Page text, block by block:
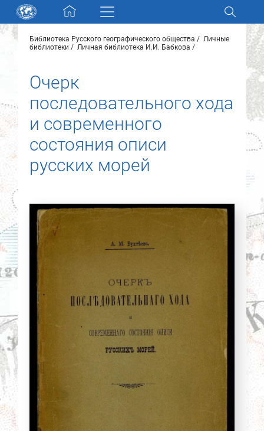
Skip navigation
Разделы и коллекции
Электронный каталог
Новости
О нас
Контакты
Партнеры
Найти
Библиотека Русского географического общества
Личные
библиотеки
Личная библиотека И.И. Бабкова
Очерк
последовательного хода
и современного
состояния описи
русских морей